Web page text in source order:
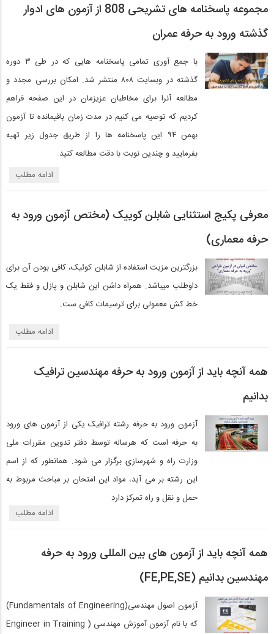
مجموعه پاسخنامه های تشریحی 808 از آزمون های ادوار
گذشته ورود به حرفه عمران
با جمع آوری تمامی پاسخنامه هایی که در طی ۳ دوره
گذشته در وبسایت ۸۰۸ منتشر شد. امکان بررسی مجدد و
مطالعه آنرا برای مخاطبان عزیزمان در این صفحه فراهم
کردیم که توصیه می کنیم در مدت زمان باقیمانده تا آزمون
بهمن ۹۴ این پاسخنامه ها را از طریق جدول زیر تهیه
بفرمایید و چندین نوبت با دقت مطالعه کنید.
ادامه مطلب
معرفی پکیج استثنایی شابلن کوییک (مختص آزمون ورود به
حرفه معماری)
بزرگترین مزیت استفاده از شابلن کوئیک، کافی بودن آن برای
داوطلب میباشد. همراه داشن این شابلن و پازل و فقط یک
خط کش معمولی برای ترسیمات کافی ست.
ادامه مطلب
همه آنچه باید از آزمون ورود به حرفه مهندسین ترافیک
بدانیم
آزمون ورود به حرفه رشته ترافیک یکی از آزمون های ورود
به حرفه است که هرساله توسط دفتر تدوین مقررات ملی
وزارت راه و شهرسازی برگزار می شود. همانطور که از اسم
این رشته بر می آید، مواد این امتحان بر مباحث مربوط به
حمل و نقل و راه تمرکز دارد
ادامه مطلب
همه آنچه باید از آزمون های بین المللی ورود به حرفه
مهندسین بدانیم (FE,PE,SE)
آزمون اصول مهندسی(Fundamentals of Engineering)
که با نام آزمون آموزش مهندسی ( Engineer in Training